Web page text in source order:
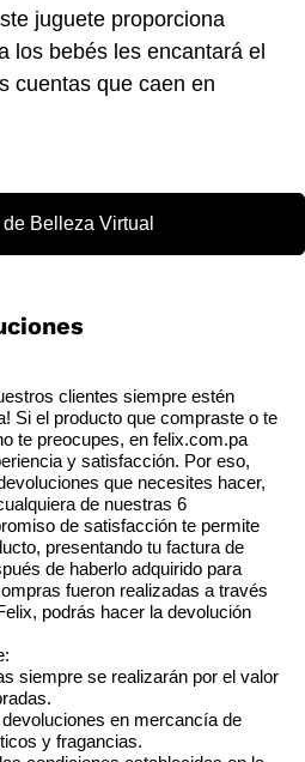
juguete proporciona
los bebés les encantará el
cuentas que caen en
Belleza Virtual
clientes siempre estén
Si el producto que compraste o te
te preocupes, en felix.com.pa
y satisfacción. Por eso,
que necesites hacer,
de nuestras 6
de satisfacción te permite
presentando tu factura de
de haberlo adquirido para
fueron realizadas a través
podrás hacer la devolución
siempre se realizarán por el valor
en mercancía de
y fragancias.